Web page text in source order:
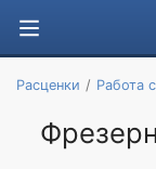
Расценки Работа